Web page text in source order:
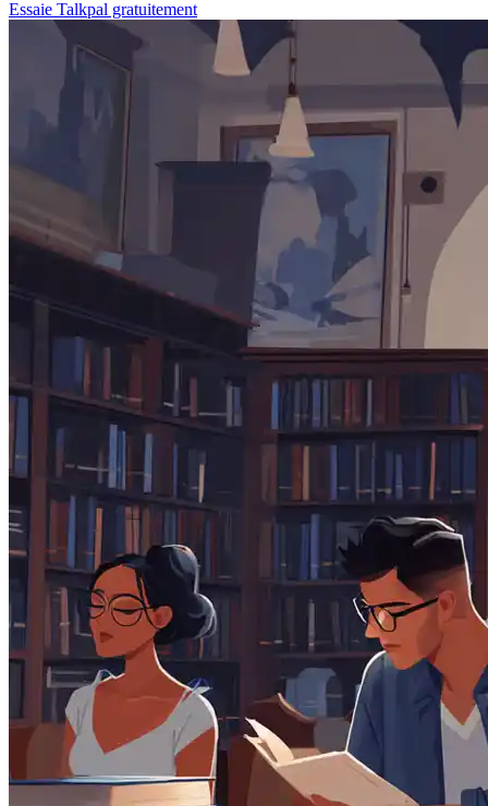
Essaie Talkpal gratuitement